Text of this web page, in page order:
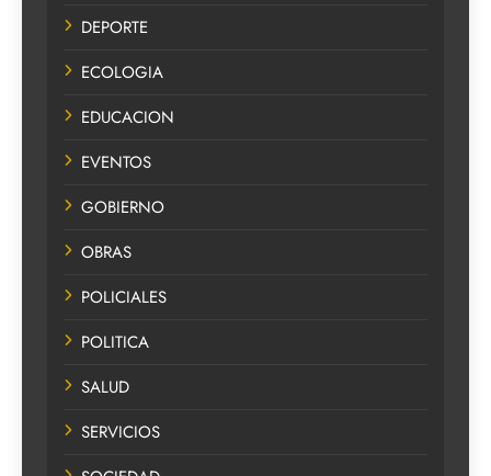
DEPORTE
ECOLOGIA
EDUCACION
EVENTOS
GOBIERNO
OBRAS
POLICIALES
POLITICA
SALUD
SERVICIOS